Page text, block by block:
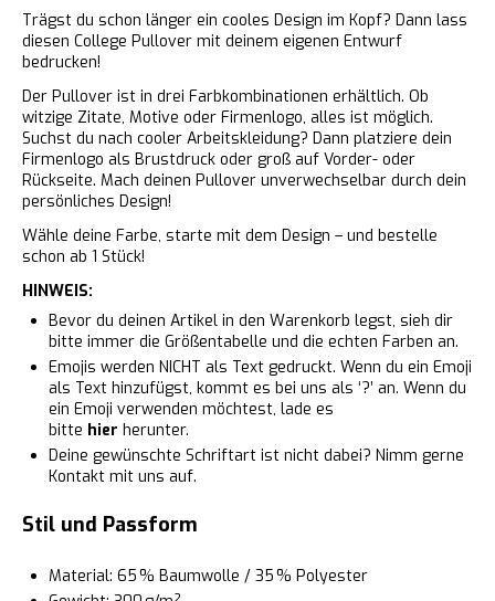
Trägst du schon länger ein cooles Design im Kopf? Dann lass
diesen College Pullover mit deinem eigenen Entwurf
bedrucken!
Der Pullover ist in drei Farbkombinationen erhältlich. Ob
witzige Zitate, Motive oder Firmenlogo, alles ist möglich.
Suchst du nach cooler Arbeitskleidung? Dann platziere dein
Firmenlogo als Brustdruck oder groß auf Vorder- oder
Rückseite. Mach deinen Pullover unverwechselbar durch dein
persönliches Design!
Wähle deine Farbe, starte mit dem Design – und bestelle
schon ab 1 Stück!
HINWEIS:
Bevor du deinen Artikel in den Warenkorb legst, sieh dir
bitte immer die Größentabelle und die echten Farben an.
Emojis werden NICHT als Text gedruckt. Wenn du ein Emoji
als Text hinzufügst, kommt es bei uns als ‘?’ an. Wenn du
ein Emoji verwenden möchtest, lade es
bitte hier herunter.
Deine gewünschte Schriftart ist nicht dabei? Nimm gerne
Kontakt mit uns auf.
Stil und Passform
Material: 65 % Baumwolle / 35 % Polyester